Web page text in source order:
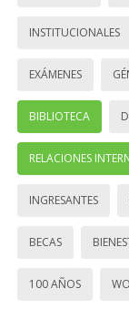
INSTITUCIONALES
EXÁMENES
BIBLIOTECA
RELACIONES
INGRESANTES
BECAS
100 AÑOS